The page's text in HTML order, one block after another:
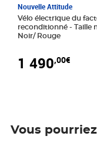
Nouvelle Attitude
Vélo électrique du
reconditionné - Taille normale -
Noir/ Rouge
1 490,00€
Vous